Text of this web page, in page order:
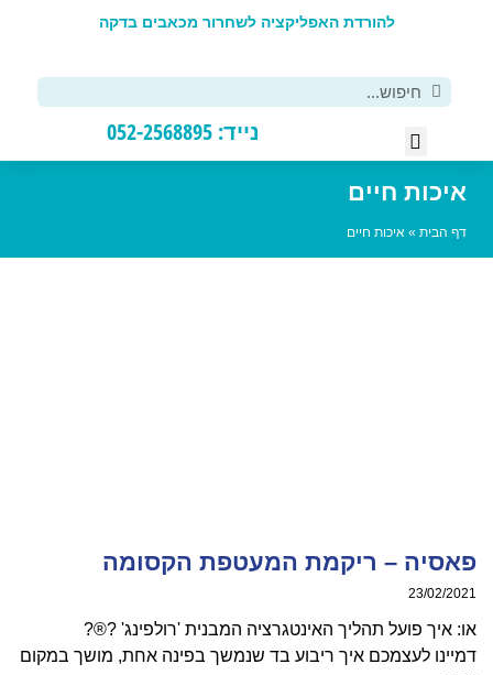
להורדת האפליקציה לשחרור מכאבים בדקה
נייד: 052-2568895
חיים
» איכות חיים
– ריקמת המעטפת הקסומה
23/02/
פועל תהליך האינטגרציה המבנית 'רולפינג' ?®?
לעצמכם איך ריבוע בד שנמשך בפינה אחת, מושך במקום